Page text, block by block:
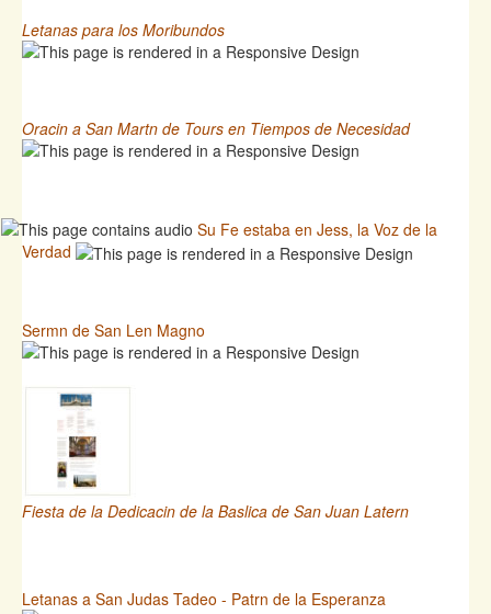
Letanas para los Moribundos
Oracin a San Martn de Tours en Tiempos de Necesidad
Su Fe estaba en Jess, la Voz de la
Verdad
Sermn de San Len Magno
Fiesta de la Dedicacin de la Baslica de San Juan Latern
Letanas a San Judas Tadeo - Patrn de la Esperanza